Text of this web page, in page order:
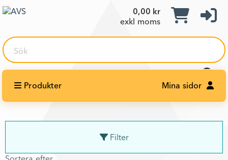
0,00 kr
exkl moms
Sök
Produkter Mina sidor
Filter